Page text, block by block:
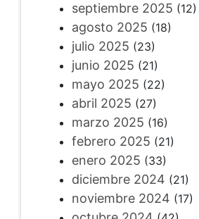
septiembre 2025 (12)
agosto 2025 (18)
julio 2025 (23)
junio 2025 (21)
mayo 2025 (22)
abril 2025 (27)
marzo 2025 (16)
febrero 2025 (21)
enero 2025 (33)
diciembre 2024 (21)
noviembre 2024 (17)